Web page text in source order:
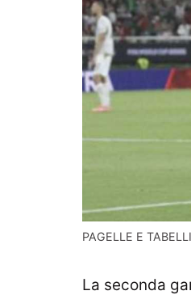
PAGELLE E
La seconda